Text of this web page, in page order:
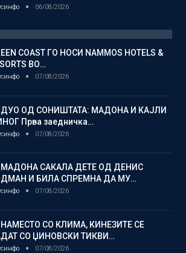
06/08/2026
COAST ГО НОСИ NAMMOS HOTELS &
ВО…
07/08/2026
ДУО ОД СОНИШТАТА: МАДОНА И КАЈЛИ
Прва заедничка…
07/08/2026
МАДОНА САКАЛА ДЕТЕ ОД ДЕНИС
И БИЛА СПРЕМНА ДА МУ…
07/08/2026
НАМЕСТО СО КЛИМА, КИНЕЗИТЕ СЕ
СО ЏИНОВСКИ ТИКВИ…
07/08/2026